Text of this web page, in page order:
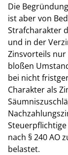
Die
ist aber von
Strafcharakter
und in der
Zinsvorteils nur
bloßen
bei nicht
Charakter als
nach § 240 AO
belastet.